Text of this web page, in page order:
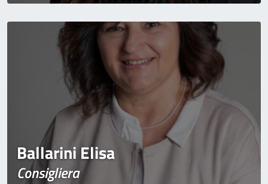
Ballarini Elisa
Consigliera